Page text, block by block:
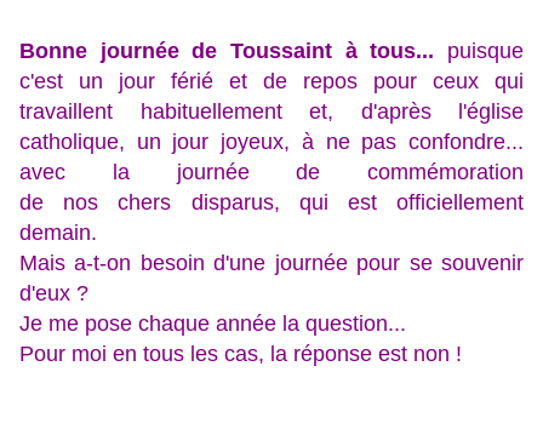
Bonne journée de Toussaint à tous... puisque
c'est un jour férié et de repos pour ceux qui
travaillent habituellement et, d'après l'église
catholique, un jour joyeux, à ne pas confondre...
avec la journée de commémoration
de nos chers disparus, qui est officiellement
demain.
Mais a-t-on besoin d'une journée pour se souvenir
d'eux ?
Je me pose chaque année la question...
Pour moi en tous les cas, la réponse est non !